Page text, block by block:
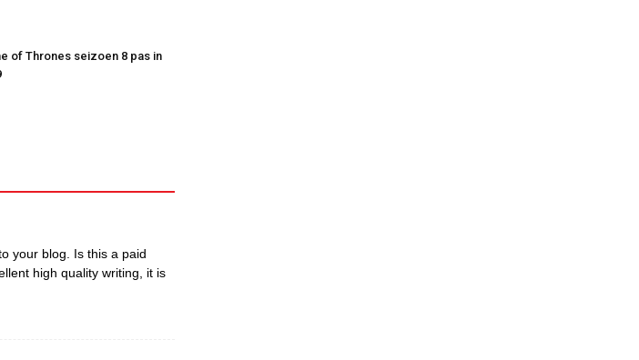
of Thrones seizoen 8 pas in
your blog. Is this a paid
high quality writing, it is